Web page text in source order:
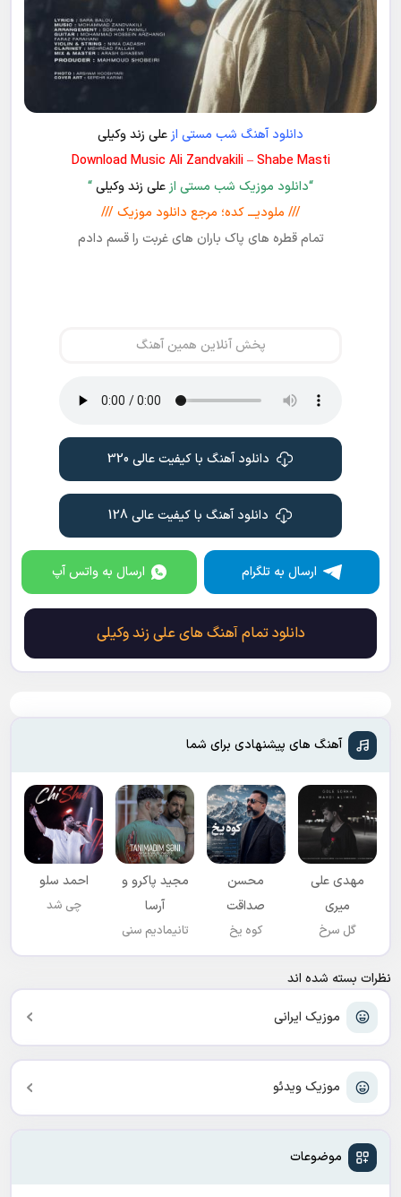
موزیک ایرانی
موزیک ویدئو
موضوعات
دانلود آهنگ شب مستی از علی زند وکیلی
Download Music Ali Zandvakili – Shabe Masti
“دانلود موزیک شب مستی از علی زند وکیلی“
/// ملودیـــ کده؛ مرجع دانلود موزیک ///
تمام قطره های پاک باران های غربت را قسم دادم
پخش آنلاین همین آهنگ
دانلود آهنگ با کیفیت عالی 320
دانلود آهنگ با کیفیت عالی 128
ارسال به تلگرام ارسال به واتس آپ
دانلود تمام آهنگ های علی زند وکیلی
آهنگ های پیشنهادی برای شما
مهدی علی
میری
گل سرخ
محسن
صداقت
کوه یخ
مجید پاکرو و
آرسا
تانیمادیم سنی
احمد سلو
چی شد
نظرات بسته شده اند